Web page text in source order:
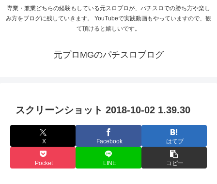
専業・兼業どちらの経験もしている元スロプロが、パチスロでの勝ち方や楽し
み方をブログに残していきます。 YouTubeで実践動画もやっていますので、観
て頂けると嬉しいです。
元プロMGのパチスロブログ
スクリーンショット 2018-10-02 1.39.30
X Facebook はてブ
Pocket LINE コピー